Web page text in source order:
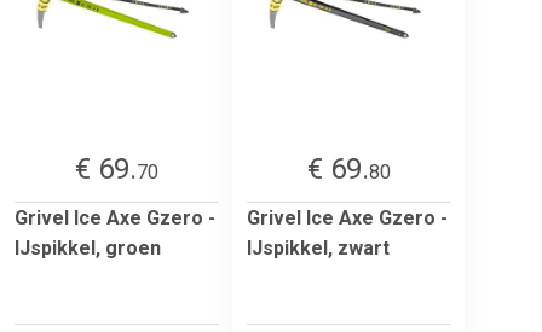
€ 69.70
Grivel Ice Axe Gzero -
IJspikkel, groen
€ 69.80
Grivel Ice Axe Gzero -
IJspikkel, zwart